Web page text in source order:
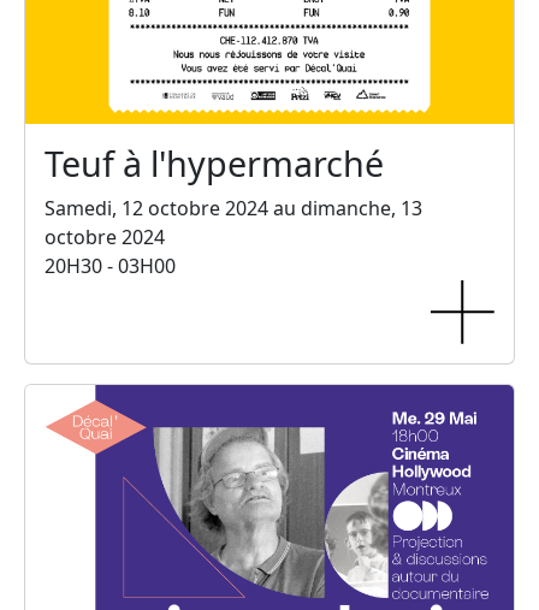
Teuf à l'hypermarché
Samedi, 12 octobre 2024 au dimanche, 13
octobre 2024
20H30 - 03H00